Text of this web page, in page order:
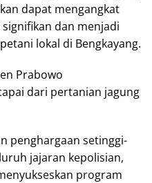
dapat mengangkat
dan menjadi
lokal di Bengkayang.
Prabowo
dari pertanian jagung
penghargaan setinggi-
jajaran kepolisian,
program